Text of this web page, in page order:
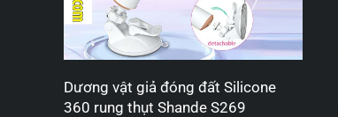
Dương vật giả đóng đất Silicone
360 rung thụt Shande S269